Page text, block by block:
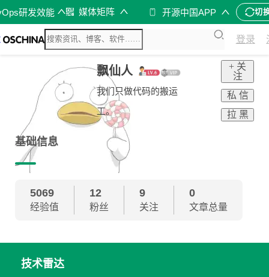
研发效能 媒体矩阵 开源中国APP 切
登录
飘仙人
我们只做代码的搬运
工。
+ 关
注
私 信
拉 黑
基础信息
5069
经验值
12
粉丝
9
关注
0
文章总量
技术雷达